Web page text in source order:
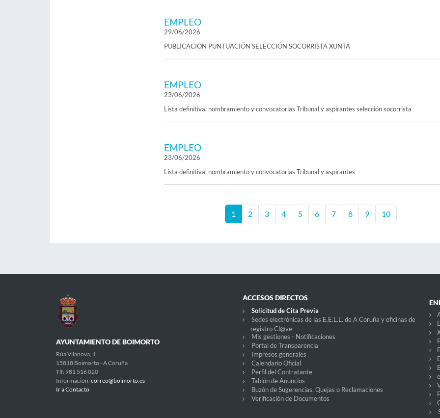
EMPLEO
29/06/2026
PUBLICACIÓN PUNTUACIÓN SELECCIÓN SOCORRISTA XUNTA
EMPLEO
23/06/2026
Lista definitiva, nombramiento y convocatorias Tribunal y aspirantes selección socorrista
EMPLEO
23/06/2026
Lista definitiva, nombramiento y convocatorias Tribunal y aspirantes
1 2 3 4 5 6 7 8 9 10
AYUNTAMIENTO DE BOIMORTO
Rúa Vilanova, 1
15818 Boimorto - A Coruña
Tlf: 981 516 020
Información: correo@boimorto.es
Ir a Contacto
ACCESOS DIRECTOS
Solicitud de Cita Previa
Sedes electrónicas de las E.E.L.L. de A Coruña y oficinas de
registro Cl@ve
Mis gestiones - Notificaciones
Portal de Transparencia
Impresos generales
Calendario Oficial
Perfil del Contratante
Tablón de Anuncios
Buzón de Sugerencias, Quejas o Reclamaciones
Verificación de Documentos